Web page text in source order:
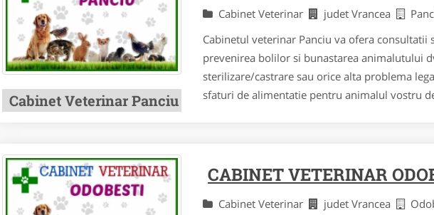
Cabinet Veterinar Panciu
Cabinet Veterinar judet Vrancea
Cabinetul veterinar Panciu va ofera
prevenirea bolilor si bunastarea animalutului
sterilizare/castrare sau orice alta problema
sfaturi de alimentatie pentru animalul vostru
CABINET VETERINAR
Cabinet Veterinar judet Vrancea